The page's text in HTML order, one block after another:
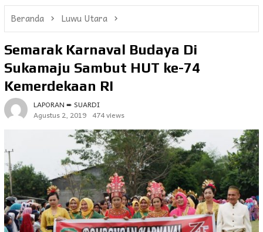
Beranda Luwu Utara
Semarak Karnaval Budaya Di
Sukamaju Sambut HUT ke-74
Kemerdekaan RI
LAPORAN ➨ SUARDI
Agustus 2, 2019 474 views